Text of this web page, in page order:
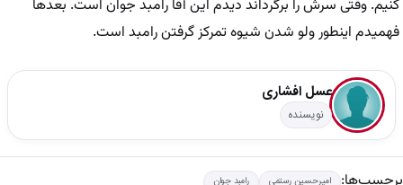
کنیم. وقتی سرش را برگرداند دیدم این آقا رامبد جوان است. بعد‌ها
فهمیدم اینطور ولو شدن شیوه تمرکز گرفتن رامبد است.
عسل افشاری
نویسنده
امیرحسین رستمی رامبد جوان